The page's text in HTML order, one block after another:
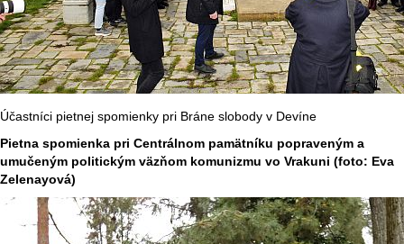
Účastníci pietnej spomienky pri Bráne slobody v Devíne
Pietna spomienka pri Centrálnom pamätníku popraveným a
umučeným politickým väzňom komunizmu vo Vrakuni (foto: Eva
Zelenayová)